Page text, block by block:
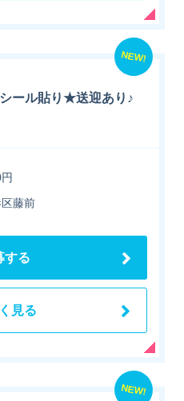
NEW!
ール貼り★送迎あり♪
藤前
する
見る
NEW!